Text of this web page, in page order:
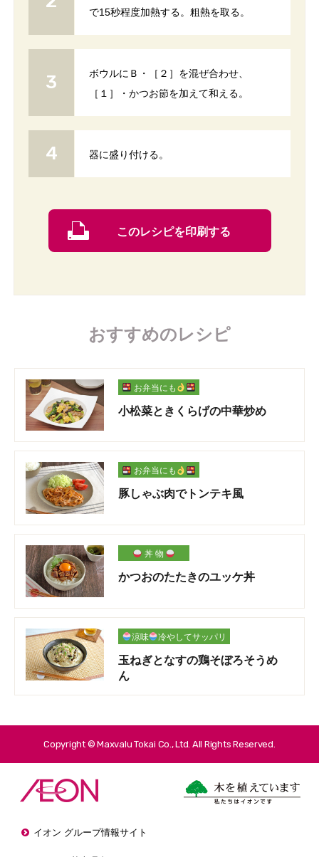
で15秒程度加熱する。粗熱を取る。
ボウルにＢ・［２］を混ぜ合わせ、
［１］・かつお節を加えて和える。
器に盛り付ける。
このレシピを印刷する
おすすめのレシピ
お弁当にも
小松菜ときくらげの中華炒め
お弁当にも
豚しゃぶ肉でトンテキ風
丼 物
かつおのたたきのユッケ丼
涼味 冷やしてサッパリ
玉ねぎとなすの鶏そぼろそうめ
ん
Copyright © Maxvalu Tokai Co., Ltd. All Rights Reserved.
イオン グループ情報サイト